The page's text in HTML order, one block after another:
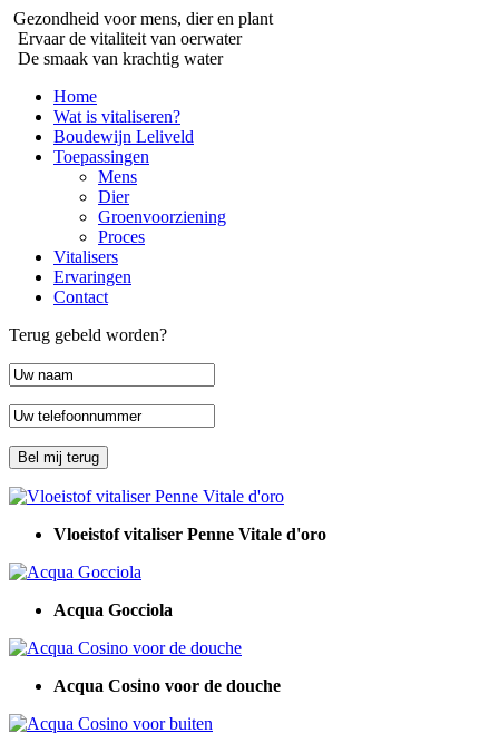
Gezondheid voor mens, dier en plant
Ervaar de vitaliteit van oerwater
De smaak van krachtig water
Home
Wat is vitaliseren?
Boudewijn Leliveld
Toepassingen
Mens
Dier
Groenvoorziening
Proces
Vitalisers
Ervaringen
Contact
Terug gebeld worden?
Vloeistof vitaliser Penne Vitale d'oro
Acqua Gocciola
Acqua Cosino voor de douche